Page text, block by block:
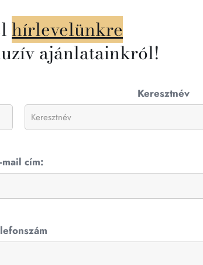
hírlevelünkre
ajánlatainkról!
Keresztnév
mail cím: